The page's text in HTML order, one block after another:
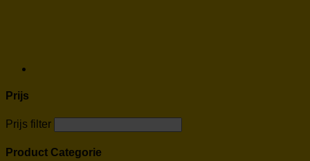
Prijs
Prijs filter
Product Categorie